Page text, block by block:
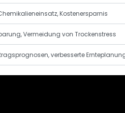
Kostenersparnis
Vermeidung von Trockenstress
verbesserte